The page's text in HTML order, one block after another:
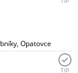
Opatovce
TIP